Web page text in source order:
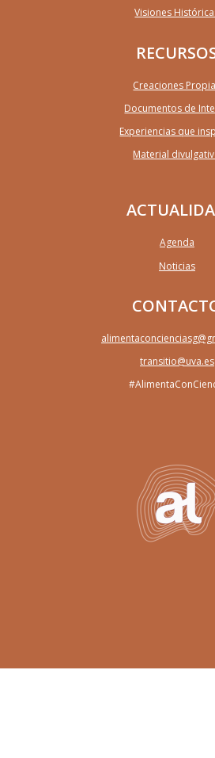
Visiones
Creaciones
Documentos de
Experiencias que
Material
Agenda
Noticias
transitio@uva.es